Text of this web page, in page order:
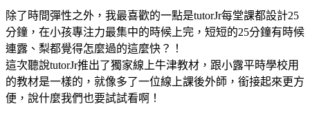
除了時間彈性之外，我最喜歡的一點是tutorJr每堂課都設計25
分鐘，在小孩專注力最集中的時候上完，短短的25分鐘有時候
連露、梨都覺得怎麼過的這麼快？！
這次聽說tutorJr推出了獨家線上牛津教材，跟小露平時學校用
的教材是一樣的，就像多了一位線上課後外師，銜接起來更方
便，說什麼我們也要試試看啊！